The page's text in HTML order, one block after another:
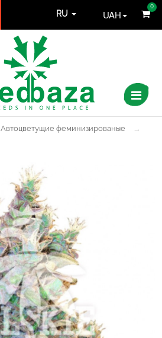
0
RU UAH
Автоцветущие феминизированые →